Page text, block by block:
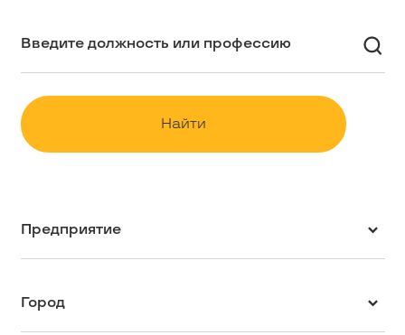
Контакты
Найти
Предприятие
Город